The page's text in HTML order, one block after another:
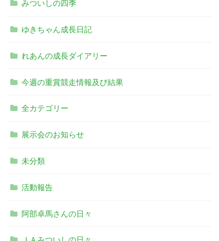
みついしの四季
ゆきちゃん成長日記
れあんの成長ダイアリー
今週の重賞競走情報及び結果
全カテゴリー
展示会のお知らせ
未分類
活動報告
阿部卓馬さんの日々